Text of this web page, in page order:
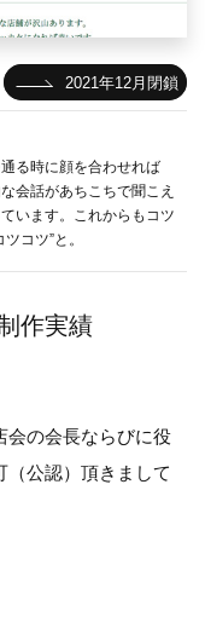
2021年12月閉鎖
る時に顔を合わせれば
会話があちこちで聞こえ
います。これからもコツ
コツ”と。
作実績
会の会長ならびに役
（公認）頂きまして